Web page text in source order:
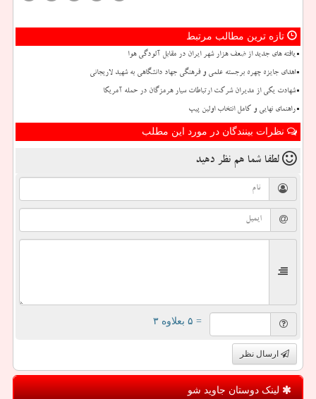
تازه ترین مطالب مرتبط
یافته های جدید از ضعف هزار شهر ایران در مقابل آلودگی هوا
اهدای جایزه چهره برجسته علمی و فرهنگی جهاد دانشگاهی به شهید لاریجانی
شهادت یکی از مدیران شرکت ارتباطات سیار هرمزگان در حمله آمریکا
راهنمای نهایی و کامل انتخاب اولین پیپ
نظرات بینندگان در مورد این مطلب
لطفا شما هم نظر دهید
= ۵ بعلاوه ۳
ارسال نظر
لینک دوستان جاوید شو